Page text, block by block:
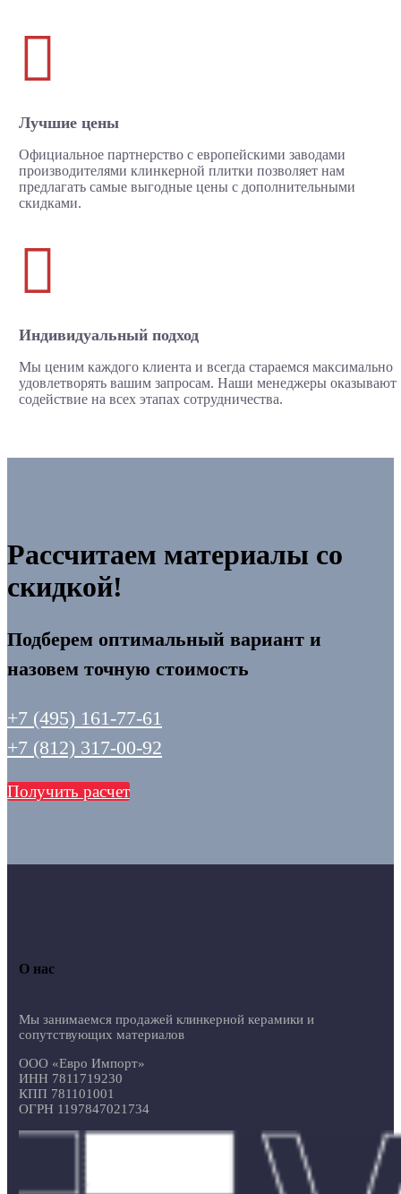

Лучшие цены
Официальное партнерство с европейскими заводами
производителями клинкерной плитки позволяет нам
предлагать самые выгодные цены с дополнительными
скидками.

Индивидуальный подход
Мы ценим каждого клиента и всегда стараемся максимально
удовлетворять вашим запросам. Наши менеджеры оказывают
содействие на всех этапах сотрудничества.
Рассчитаем материалы со
скидкой!
Подберем оптимальный вариант и
назовем точную стоимость
+7 (495) 161-77-61
+7 (812) 317-00-92
Получить расчет
О нас
Мы занимаемся продажей клинкерной керамики и
сопутствующих материалов
ООО «Евро Импорт»
ИНН 7811719230
КПП 781101001
ОГРН 1197847021734